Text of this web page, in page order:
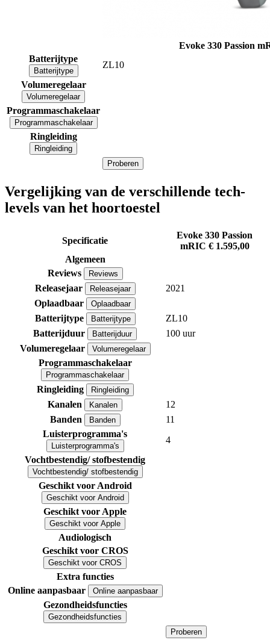
Evoke 330 Passion
Batterijtype
Batterijtype
ZL10
Volumeregelaar
Volumeregelaar
Programmaschakelaar
Programmaschakelaar
Ringleiding
Ringleiding
Proberen
Vergelijking van de verschillende tech-
levels van het hoortoestel
Specificatie
Evoke 330 Passion
mRIC € 1.595,00
Algemeen
Reviews
Reviews
Releasejaar Releasejaar
2021
Oplaadbaar
Oplaadbaar
Batterijtype Batterijtype
ZL10
Batterijduur
Batterijduur
100 uur
Volumeregelaar
Volumeregelaar
Programmaschakelaar
Programmaschakelaar
Ringleiding Ringleiding
Kanalen Kanalen
12
Banden
Banden
11
Luisterprogramma's
Luisterprogramma's
4
Vochtbestendig/ stofbestendig
Vochtbestendig/ stofbestendig
Geschikt voor Android
Geschikt voor Android
Geschikt voor Apple
Geschikt voor Apple
Audiologisch
Geschikt voor CROS
Geschikt voor CROS
Extra functies
Online aanpasbaar
Online aanpasbaar
Gezondheidsfuncties
Gezondheidsfuncties
Proberen